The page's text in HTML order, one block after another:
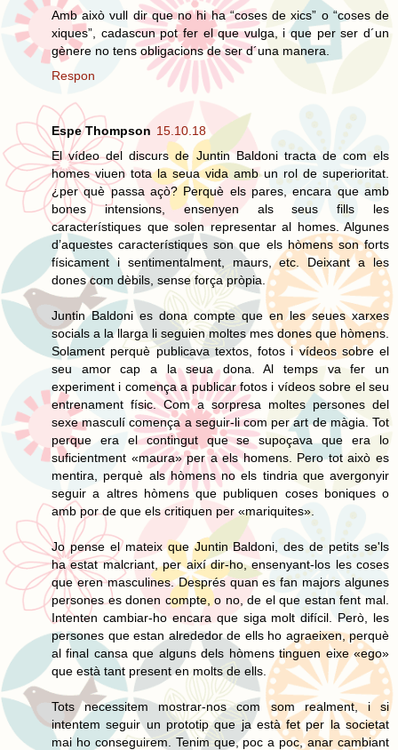
Amb això vull dir que no hi ha “coses de xics” o “coses de
xiques”, cadascun pot fer el que vulga, i que per ser d´un
gènere no tens obligacions de ser d´una manera.
Respon
Espe Thompson 15.10.18
El vídeo del discurs de Juntin Baldoni tracta de com els
homes viuen tota la seua vida amb un rol de superioritat.
¿per què passa açò? Perquè els pares, encara que amb
bones intensions, ensenyen als seus fills les
característiques que solen representar al homes. Algunes
d’aquestes característiques son que els hòmens son forts
físicament i sentimentalment, maurs, etc. Deixant a les
dones com dèbils, sense força pròpia.
Juntin Baldoni es dona compte que en les seues xarxes
socials a la llarga li seguien moltes mes dones que hòmens.
Solament perquè publicava textos, fotos i vídeos sobre el
seu amor cap a la seua dona. Al temps va fer un
experiment i comença a publicar fotos i vídeos sobre el seu
entrenament físic. Com a sorpresa moltes persones del
sexe masculí comença a seguir-li com per art de màgia. Tot
perque era el contingut que se supoçava que era lo
suficientment «maura» per a els homens. Pero tot això es
mentira, perquè als hòmens no els tindria que avergonyir
seguir a altres hòmens que publiquen coses boniques o
amb por de que els critiquen per «mariquites».
Jo pense el mateix que Juntin Baldoni, des de petits se'ls
ha estat malcriant, per així dir-ho, ensenyant-los les coses
que eren masculines. Després quan es fan majors algunes
persones es donen compte, o no, de el que estan fent mal.
Intenten cambiar-ho encara que siga molt difícil. Però, les
persones que estan alrededor de ells ho agraeixen, perquè
al final cansa que alguns dels hòmens tinguen eixe «ego»
que està tant present en molts de ells.
Tots necessitem mostrar-nos com som realment, i si
intentem seguir un prototip que ja està fet per la societat
mai ho conseguirem. Tenim que, poc a poc, anar cambiant